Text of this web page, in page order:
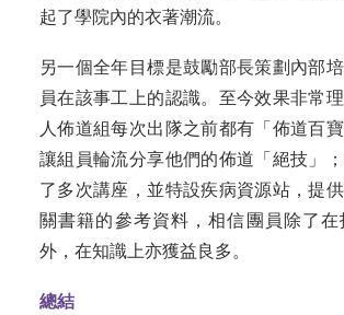
起了學院內的衣著潮流。
另一個全年目標是鼓勵部長策劃內部
員在該事工上的認識。至今效果非常
人佈道組每次出隊之前都有「佈道百
讓組員輪流分享他們的佈道「絕技」
了多次講座，並特設疾病資源站，提
關書籍的參考資料，相信團員除了
外，在知識上亦獲益良多。
總結